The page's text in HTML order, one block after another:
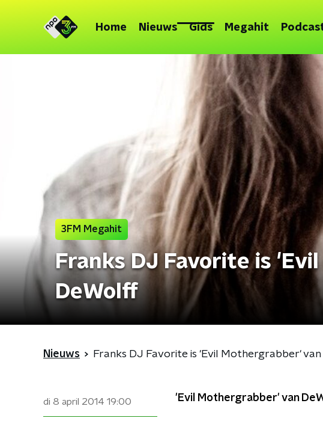
Home Nieuws Gids Megahit
3FM Megahit
Franks DJ Favorite is
DeWolff
Nieuws Franks DJ Favorite is 'Evil Mothergrabber'
di 8 april 2014 19:00 'Evil Mothergrabber' van